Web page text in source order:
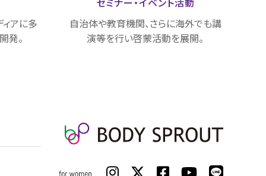
アに多
発。
セミナー・イベント活動
自治体や教育機関、さらに海外でも講
演等を行い啓蒙活動を展開。